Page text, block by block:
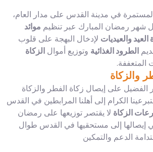
في مدينة القدس على مدار العام،
شهر رمضان المبارك عبر تنظيم موائد
والعيديات لإدخال البهجة على قلوب
الطرود الغذائية وتوزيع أموال الزكاة
المتعففة.
والزكاة
الفضيل على إيصال زكاة الفطر والزكاة
الكرام إلى أهلنا المرابطين في القدس
الزكاة لا يقتصر توزيعها على رمضان
إلى مستحقيها في القدس طوال
الدعم والتمكين